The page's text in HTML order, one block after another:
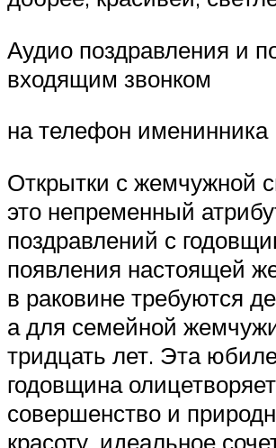
Аудио поздравления и
входящим звонком
на телефон именинника
Открытки с жемчужной
это непременный
поздравлений с
появления настоящей
в раковине требуются
а для семейной
тридцать лет. Эта
годовщина олицетворяет
совершенство и
красоту, идеальное